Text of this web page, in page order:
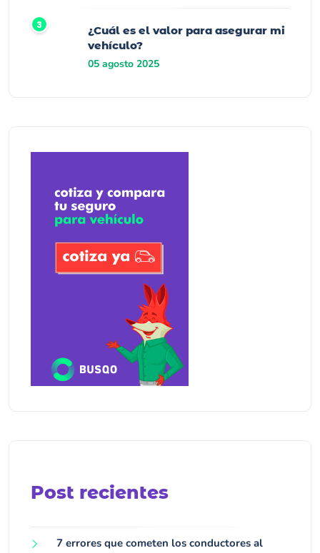
¿Cuál es el valor para asegurar mi
vehículo?
05 agosto 2025
Post recientes
7 errores que cometen los conductores al